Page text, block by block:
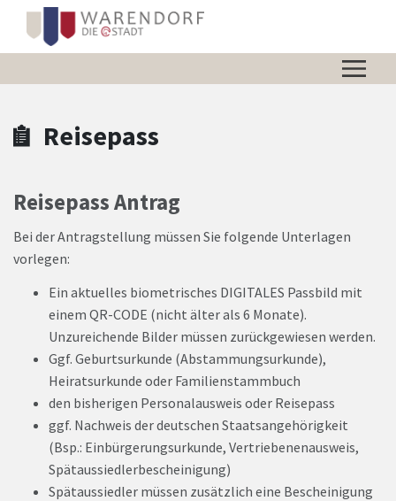
Zum Header
Zum Hauptinhalt
Zum Footer
Zum Hauptinhalt springen
Reisepass
Reisepass Antrag
Bei der Antragstellung müssen Sie folgende Unterlagen
vorlegen:
Ein aktuelles biometrisches DIGITALES Passbild mit
einem QR-CODE (nicht älter als 6 Monate).
Unzureichende Bilder müssen zurückgewiesen werden.
Ggf. Geburtsurkunde (Abstammungsurkunde),
Heiratsurkunde oder Familienstammbuch
den bisherigen Personalausweis oder Reisepass
ggf. Nachweis der deutschen Staatsangehörigkeit
(Bsp.: Einbürgerungsurkunde, Vertriebenenausweis,
Spätaussiedlerbescheinigung)
Spätaussiedler müssen zusätzlich eine Bescheinigung